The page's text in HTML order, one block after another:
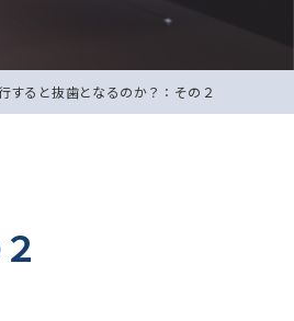
すると抜歯となるのか？：その２